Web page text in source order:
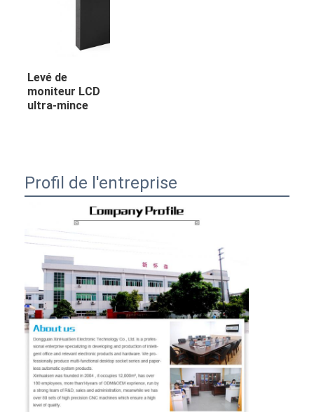
Levé de
moniteur LCD
ultra-mince
Profil de l'entreprise